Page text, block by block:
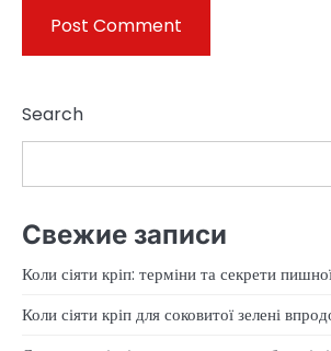
Search
Свежие записи
Коли сіяти кріп: терміни та секрети
Коли сіяти кріп для соковитої зелені